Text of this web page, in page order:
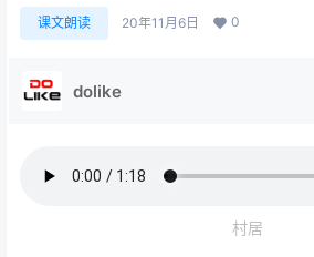
课文朗读 20年11月6日 0
dolike
村居